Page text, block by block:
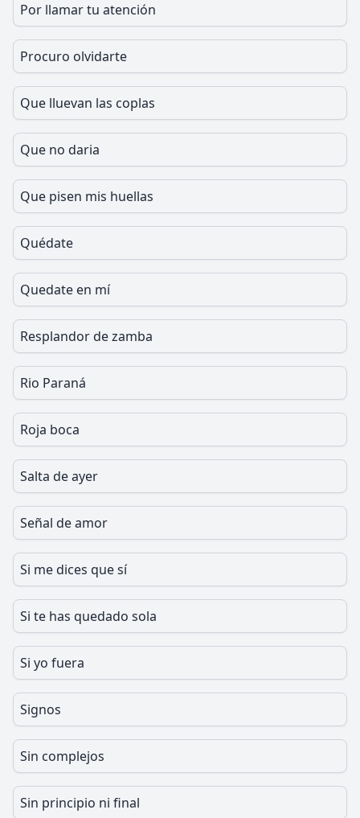
Por llamar tu atención
Procuro olvidarte
Que lluevan las coplas
Que no daria
Que pisen mis huellas
Quédate
Quedate en mí
Resplandor de zamba
Rio Paraná
Roja boca
Salta de ayer
Señal de amor
Si me dices que sí
Si te has quedado sola
Si yo fuera
Signos
Sin complejos
Sin principio ni final